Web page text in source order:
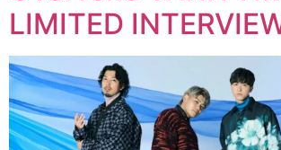
LIMITED